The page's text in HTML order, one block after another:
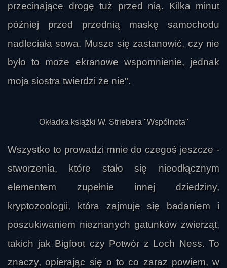
przecinające drogę tuż przed nią. Kilka minut
później przed przednią maskę samochodu
nadleciała sowa. Musze się zastanowić, czy nie
było to może ekranowe wspomnienie, jednak
moja siostra twierdzi że nie".
Okładka książki W. Striebera "Wspólnota"
Wszystko to prowadzi mnie do czegoś jeszcze -
stworzenia, które stało się nieodłącznym
elementem zupełnie innej dziedziny,
kryptozoologii, która zajmuje się badaniem i
poszukiwaniem nieznanych gatunków zwierząt,
takich jak Bigfoot czy Potwór z Loch Ness. To
znaczy, opierając się o to co zaraz powiem, w